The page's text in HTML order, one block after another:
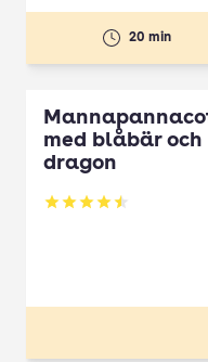
20 min
med blåbär och
dragon
Betyg: 4.5 av 5